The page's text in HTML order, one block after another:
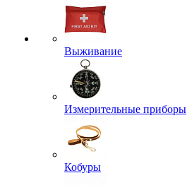
Выживание
Измерительные приборы
Кобуры